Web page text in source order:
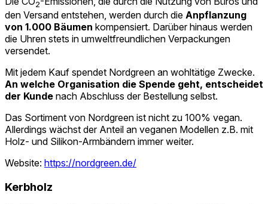
2
den Versand entstehen, werden durch die Anpflanzung
von 1.000 Bäumen kompensiert. Darüber hinaus werden
die Uhren stets in umweltfreundlichen Verpackungen
versendet.
Mit jedem Kauf spendet Nordgreen an wohltätige Zwecke.
An welche Organisation die Spende geht, entscheidet
der Kunde nach Abschluss der Bestellung selbst.
Das Sortiment von Nordgreen ist nicht zu 100% vegan.
Allerdings wächst der Anteil an veganen Modellen z.B. mit
Holz- und Silikon-Armbändern immer weiter.
Website: https://nordgreen.de/
Kerbholz